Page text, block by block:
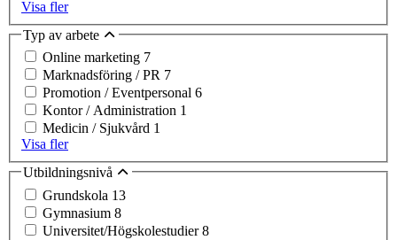
Visa fler
Typ av arbete
Online marketing 7
Marknadsföring / PR 7
Promotion / Eventpersonal 6
Kontor / Administration 1
Medicin / Sjukvård 1
Visa fler
Utbildningsnivå
Grundskola 13
Gymnasium 8
Universitet/Högskolestudier8